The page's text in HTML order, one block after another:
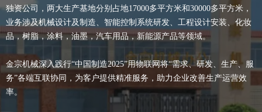
独资公司，两大生产基地分别占地17000多平方米和30000多平方米，
业务涉及机械设计及制造、智能控制系统研发、工程设计安装、化妆
品，树脂，涂料，油墨，汽车用品，新能源产品等领域。
金宗机械深入践行“中国制造2025”用物联网将“需求、研发、生产、服
务”各端互联协同，为客户提供精准服务，助力企业改善生产运营效
率。